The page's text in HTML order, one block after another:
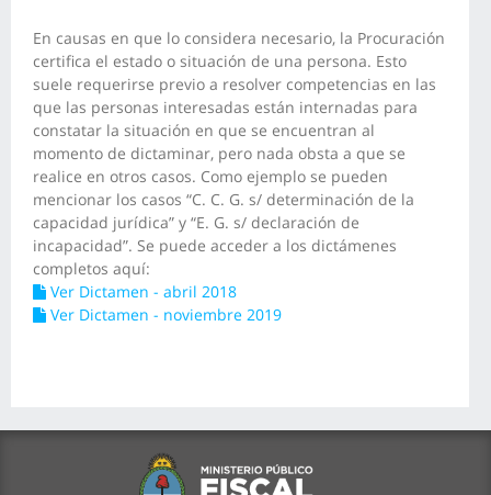
En causas en que lo considera necesario, la Procuración
certifica el estado o situación de una persona. Esto
suele requerirse previo a resolver competencias en las
que las personas interesadas están internadas para
constatar la situación en que se encuentran al
momento de dictaminar, pero nada obsta a que se
realice en otros casos. Como ejemplo se pueden
mencionar los casos “C. C. G. s/ determinación de la
capacidad jurídica” y “E. G. s/ declaración de
incapacidad”. Se puede acceder a los dictámenes
completos aquí:
Ver Dictamen - abril 2018
Ver Dictamen - noviembre 2019